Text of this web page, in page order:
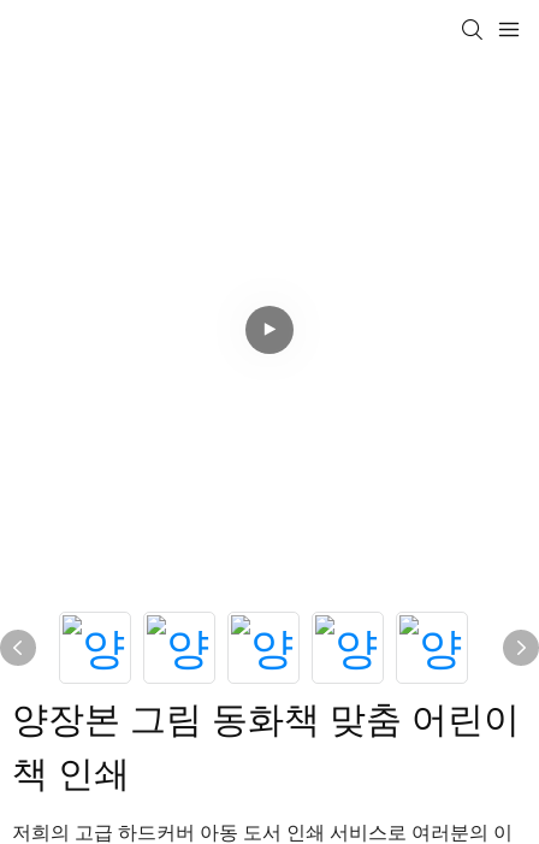
양장본 그림 동화책 맞춤 어린이
책 인쇄
저희의 고급 하드커버 아동 도서 인쇄 서비스로 여러분의 이